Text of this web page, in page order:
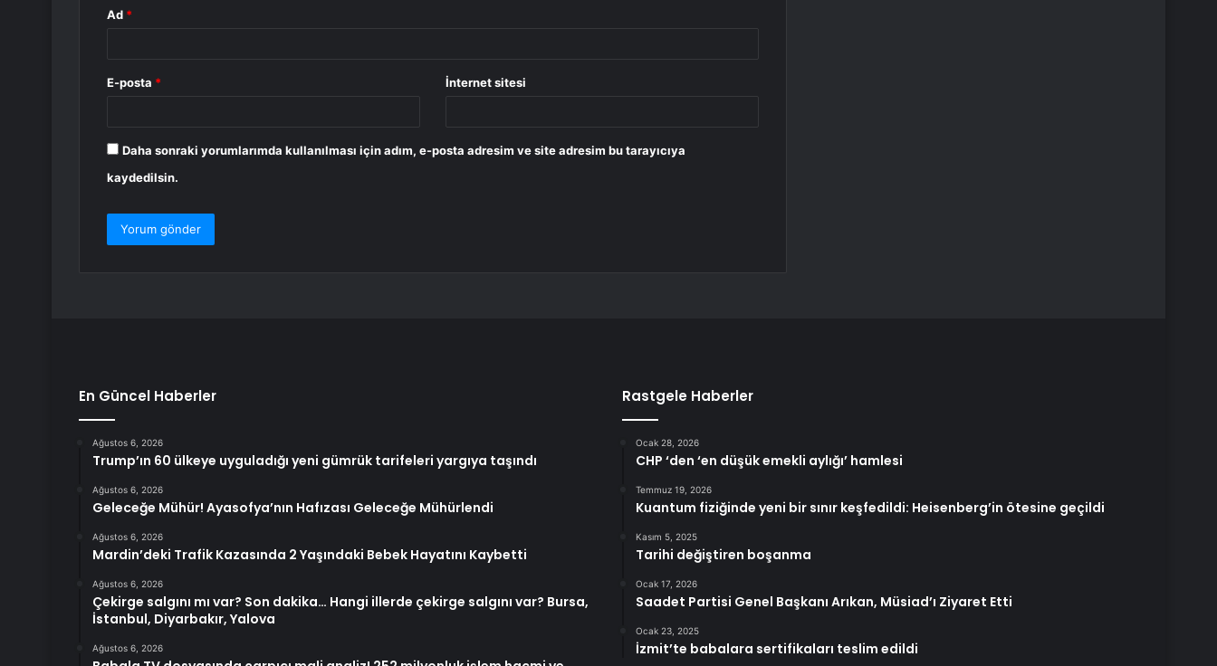
Ad *
E-posta * İnternet sitesi
Daha sonraki yorumlarımda kullanılması için adım, e-posta adresim ve site adresim bu tarayıcıya
kaydedilsin.
En Güncel Haberler
Ağustos 6, 2026
Trump’ın 60 ülkeye uyguladığı yeni gümrük tarifeleri yargıya taşındı
Ağustos 6, 2026
Geleceğe Mühür! Ayasofya’nın Hafızası Geleceğe Mühürlendi
Ağustos 6, 2026
Mardin’deki Trafik Kazasında 2 Yaşındaki Bebek Hayatını Kaybetti
Ağustos 6, 2026
Çekirge salgını mı var? Son dakika… Hangi illerde çekirge salgını var? Bursa,
İstanbul, Diyarbakır, Yalova
Ağustos 6, 2026
Rastgele Haberler
Ocak 28, 2026
CHP ‘den ‘en düşük emekli aylığı’ hamlesi
Temmuz 19, 2026
Kuantum fiziğinde yeni bir sınır keşfedildi: Heisenberg’in ötesine geçildi
Kasım 5, 2025
Tarihi değiştiren boşanma
Ocak 17, 2026
Saadet Partisi Genel Başkanı Arıkan, Müsiad’ı Ziyaret Etti
Ocak 23, 2025
İzmit’te babalara sertifikaları teslim edildi